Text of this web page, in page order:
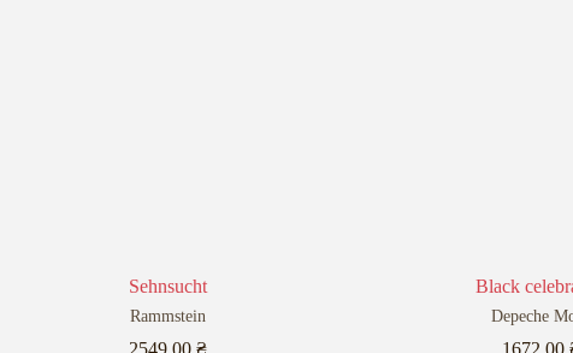
Sehnsucht
Rammstein
Black
Depeche